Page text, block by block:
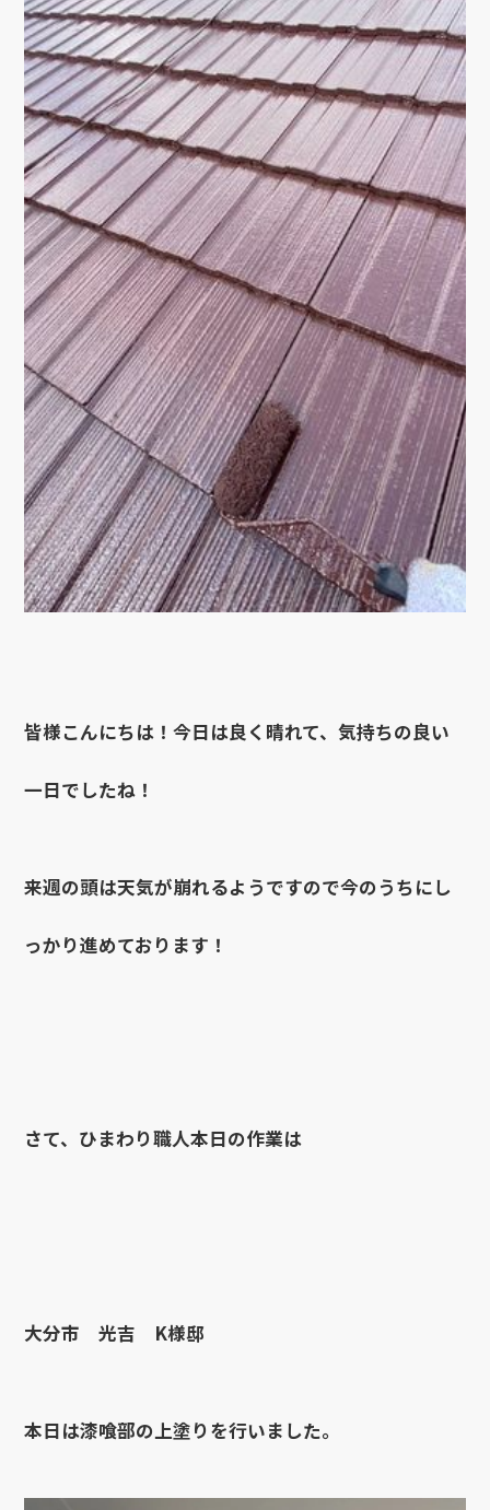
皆様こんにちは！今日は良く晴れて、気持ちの良い
一日でしたね！
来週の頭は天気が崩れるようですので今のうちにし
っかり進めております！
さて、ひまわり職人本日の作業は
大分市 光吉 K様邸
本日は漆喰部の上塗りを行いました。